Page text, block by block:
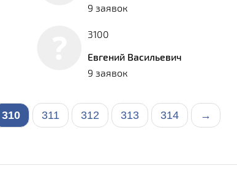
9 заявок
3100
Евгений Васильевич
9 заявок
310 311 312 313 314 →